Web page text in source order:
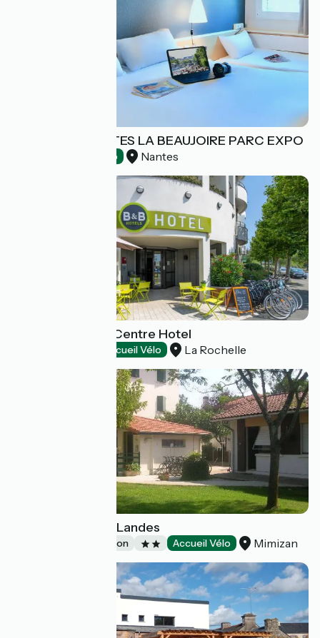
HÔTEL IBIS NANTES LA BEAUJOIRE PARC EXPO
Accueil Vélo Nantes
B&B La Rochelle Centre Hotel
Accueil Vélo La Rochelle
Le Carrefour des Landes
Group accommodation Accueil Vélo Mimizan